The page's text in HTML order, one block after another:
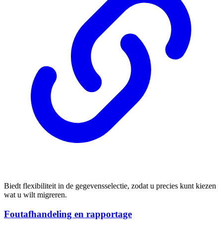
Biedt flexibiliteit in de gegevensselectie, zodat u precies kunt kiezen
wat u wilt migreren.
Foutafhandeling en rapportage